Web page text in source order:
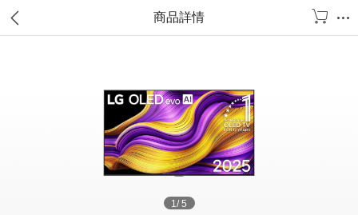
商品詳情
1/5